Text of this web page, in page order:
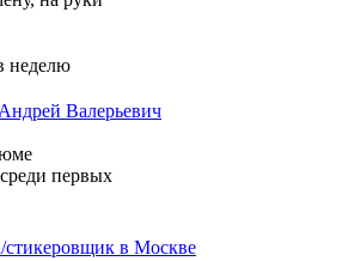
неделю
Валерьевич
первых
в Москве